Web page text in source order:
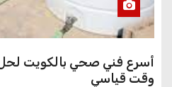
أسرع فني صحي بالكويت
وقت قياسي